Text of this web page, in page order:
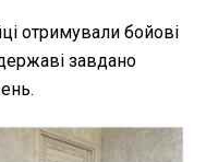
отримували бойові
завдано